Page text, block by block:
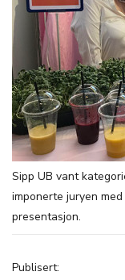
Sipp UB vant
imponerte juryen
presentasjon.
Publisert: